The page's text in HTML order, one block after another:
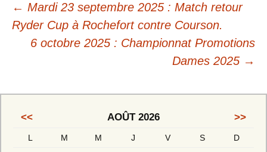
← Mardi 23 septembre 2025 : Match retour
Ryder Cup à Rochefort contre Courson.
6 octobre 2025 : Championnat Promotions
Dames 2025 →
<< AOÛT 2026 >>
L M M J V S D